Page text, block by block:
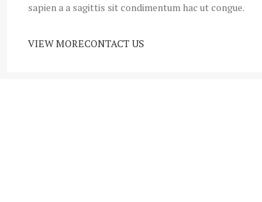
sapien a a sagittis sit condimentum hac ut congue.
VIEW MORECONTACT US